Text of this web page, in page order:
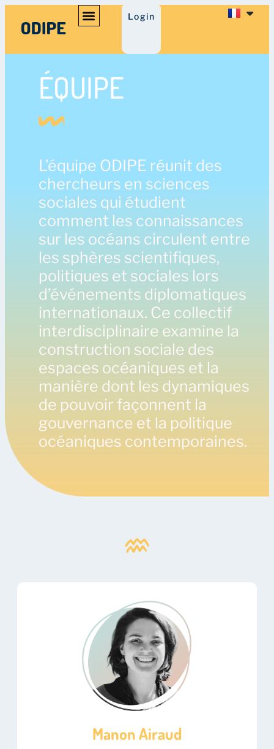
Login
ÉQUIPE
L’équipe ODIPE réunit des
chercheurs en sciences
sociales qui étudient
comment les connaissances
sur les océans circulent entre
les sphères scientifiques,
politiques et sociales lors
d’événements diplomatiques
internationaux. Ce collectif
interdisciplinaire examine la
construction sociale des
espaces océaniques et la
manière dont les dynamiques
de pouvoir façonnent la
gouvernance et la politique
océaniques contemporaines.
Manon Airaud